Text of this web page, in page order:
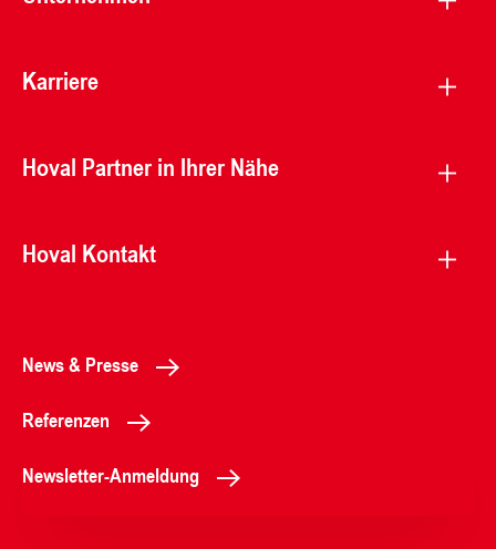
Karriere
Hoval Partner in Ihrer Nähe
Hoval Kontakt
News & Presse
Referenzen
Newsletter-Anmeldung